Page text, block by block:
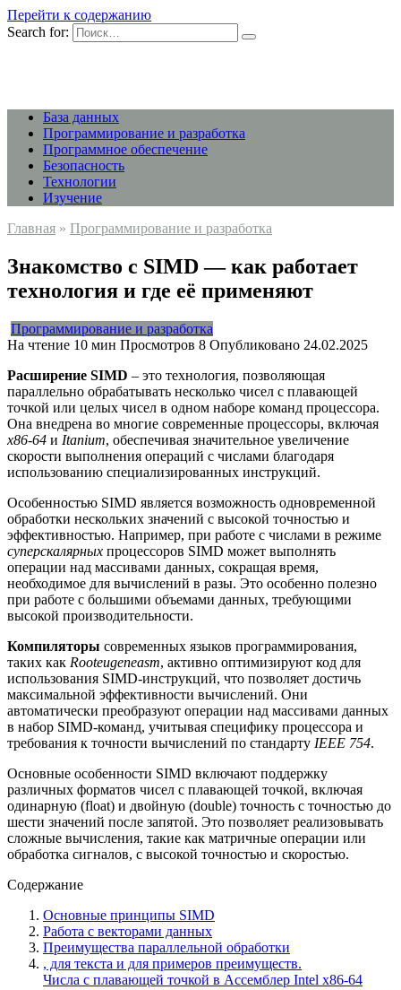
Перейти к содержанию
Search for:
База данных
Программирование и разработка
Программное обеспечение
Безопасность
Технологии
Изучение
Главная » Программирование и разработка
Знакомство с SIMD — как работает
технология и где её применяют
Программирование и разработка
На чтение 10 мин Просмотров 8 Опубликовано 24.02.2025
Расширение SIMD – это технология, позволяющая
параллельно обрабатывать несколько чисел с плавающей
точкой или целых чисел в одном наборе команд процессора.
Она внедрена во многие современные процессоры, включая
x86-64 и Itanium, обеспечивая значительное увеличение
скорости выполнения операций с числами благодаря
использованию специализированных инструкций.
Особенностью SIMD является возможность одновременной
обработки нескольких значений с высокой точностью и
эффективностью. Например, при работе с числами в режиме
суперскалярных процессоров SIMD может выполнять
операции над массивами данных, сокращая время,
необходимое для вычислений в разы. Это особенно полезно
при работе с большими объемами данных, требующими
высокой производительности.
Компиляторы современных языков программирования,
таких как Rooteugeneasm, активно оптимизируют код для
использования SIMD-инструкций, что позволяет достичь
максимальной эффективности вычислений. Они
автоматически преобразуют операции над массивами данных
в набор SIMD-команд, учитывая специфику процессора и
требования к точности вычислений по стандарту IEEE 754.
Основные особенности SIMD включают поддержку
различных форматов чисел с плавающей точкой, включая
одинарную (float) и двойную (double) точность с точностью до
шести значений после запятой. Это позволяет реализовывать
сложные вычисления, такие как матричные операции или
обработка сигналов, с высокой точностью и скоростью.
Содержание
Основные принципы SIMD
Работа с векторами данных
Преимущества параллельной обработки
, для текста и для примеров преимуществ.
Числа с плавающей точкой в Ассемблер Intel x86-64